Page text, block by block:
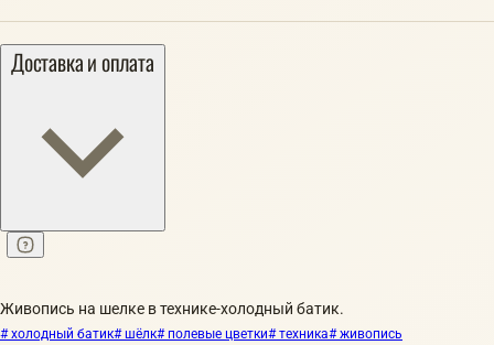
Доставка и оплата
Живопись на шелке в технике-холодный батик.
# холодный батик# шёлк# полевые цветки# техника# живопись